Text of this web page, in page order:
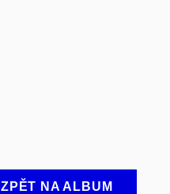
ZPĚT NA ALBUM